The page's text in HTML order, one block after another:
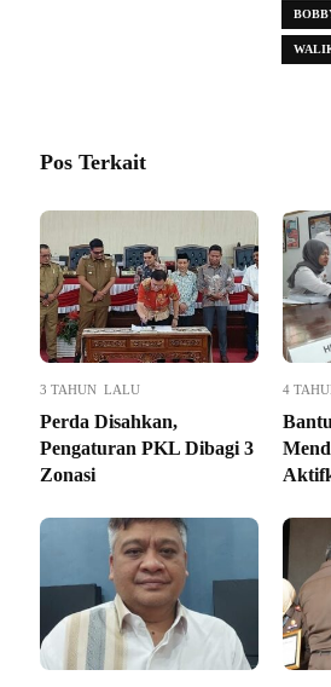
Pos Terkait
3 TAHUN LALU
Perda Disahkan,
Pengaturan PKL Dibagi 3
Zonasi
4